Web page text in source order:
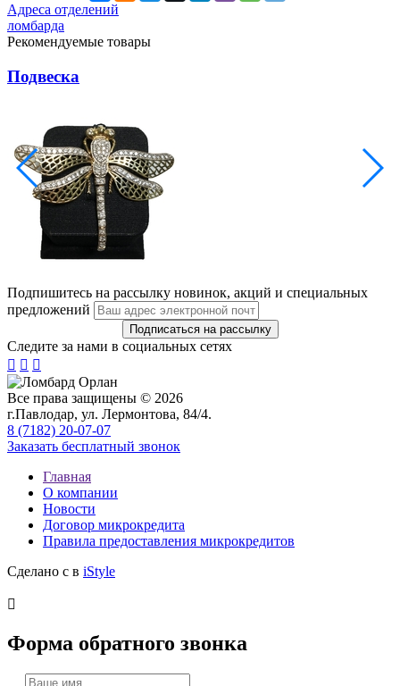
Адреса отделений
ломбарда
Рекомендуемые товары
Подвеска
Подпишитесь на рассылку новинок, акций и специальных
предложений
Следите за нами в социальных сетях
  
Все права защищены © 2026
г.Павлодар, ул. Лермонтова, 84/4.
8 (7182) 20-07-07
Заказать бесплатный звонок
Главная
О компании
Новости
Договор микрокредита
Правила предоставления микрокредитов
Сделано с в iStyle

Форма обратного звонка